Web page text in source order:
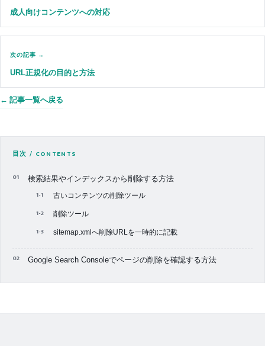
成人向けコンテンツへの対応
次の記事 →
URL正規化の目的と方法
← 記事一覧へ戻る
目次 / CONTENTS
検索結果やインデックスから削除する方法
古いコンテンツの削除ツール
削除ツール
sitemap.xmlへ削除URLを一時的に記載
Google Search Consoleでページの削除を確認する方法